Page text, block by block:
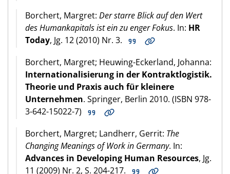
Borchert, Margret: Der starre Blick auf den Wert
des Humankapitals ist ein zu enger Fokus. In: HR
Today, Jg. 12 (2010) Nr. 3.
Borchert, Margret; Heuwing-Eckerland, Johanna:
Internationalisierung in der Kontraktlogistik.
Theorie und Praxis auch für kleinere
Unternehmen. Springer, Berlin 2010. (ISBN 978-
3-642-15022-7)
Borchert, Margret; Landherr, Gerrit: The
Changing Meanings of Work in Germany. In:
Advances in Developing Human Resources, Jg.
11 (2009) Nr. 2, S. 204-217.